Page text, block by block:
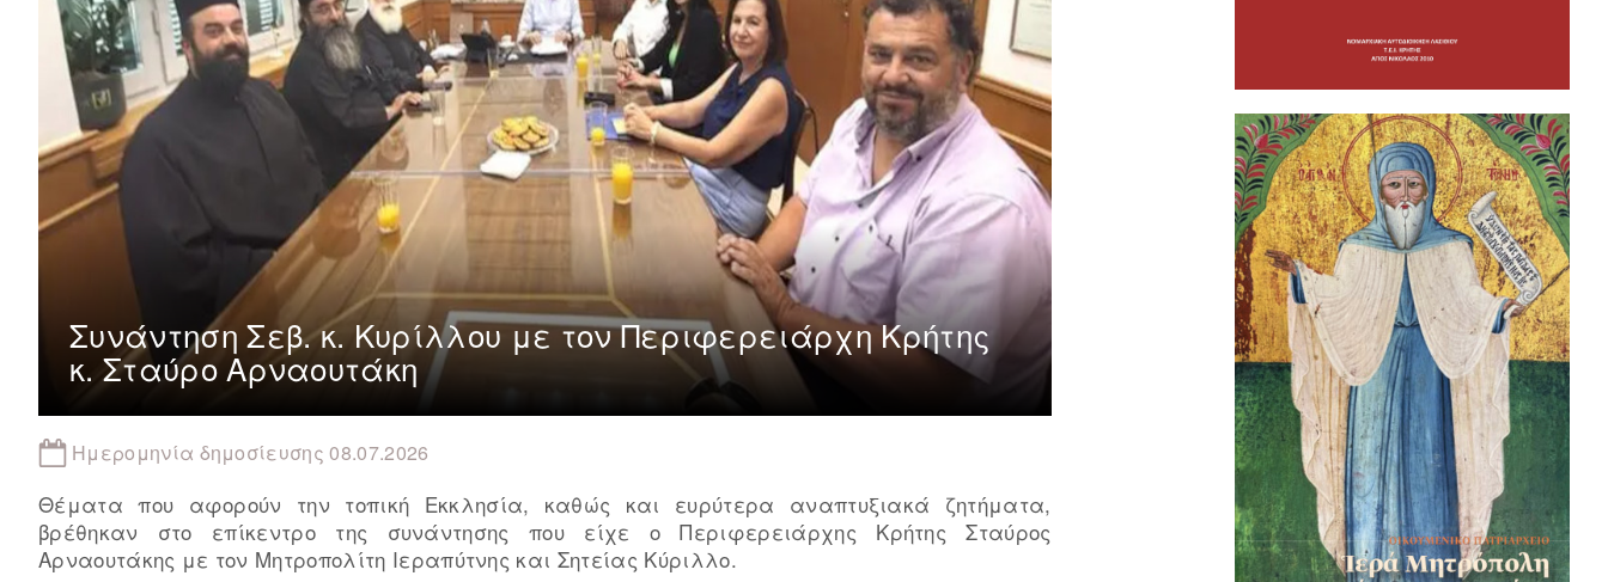
Συνάντηση Σεβ. κ. Κυρίλλου με τον Περιφερειάρχη Κρήτης
κ. Σταύρο Αρναουτάκη
Ημερομηνία δημοσίευσης 08.07.2026
Θέματα που αφορούν την τοπική Εκκλησία, καθώς και ευρύτερα αναπτυξιακά ζητήματα,
βρέθηκαν στο επίκεντρο της συνάντησης που είχε ο Περιφερειάρχης Κρήτης Σταύρος
Αρναουτάκης με τον Μητροπολίτη Ιεραπύτνης και Σητείας Κύριλλο.